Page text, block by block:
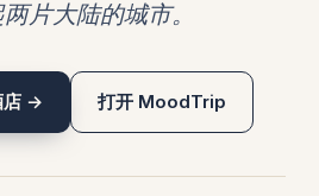
片大陆的城市。
店 → 打开 MoodTrip